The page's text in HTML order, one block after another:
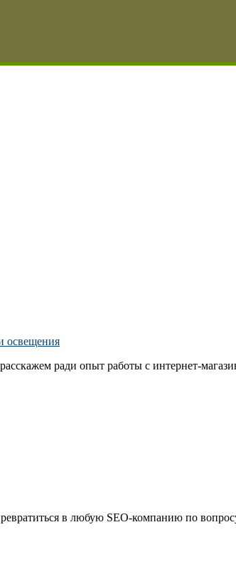
освещения
ради опыт работы с интернет-
в любую SEO-компанию по